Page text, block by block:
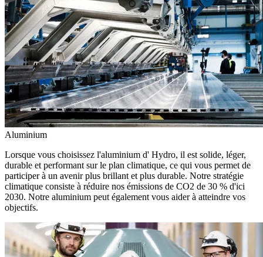
Aluminium
Lorsque vous choisissez l'aluminium d' Hydro, il est solide, léger,
durable et performant sur le plan climatique, ce qui vous permet de
participer à un avenir plus brillant et plus durable. Notre stratégie
climatique consiste à réduire nos émissions de CO2 de 30 % d'ici
2030. Notre aluminium peut également vous aider à atteindre vos
objectifs.